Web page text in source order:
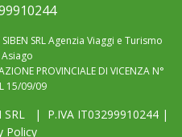
SRL Agenzia Viaggi e Turismo
PROVINCIALE DI VICENZA N°
15/09/09
| P.IVA IT03299910244 |
Policy